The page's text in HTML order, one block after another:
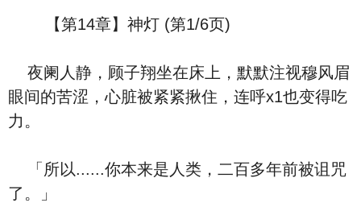
【第14章】神灯 (第1/6页)
夜阑人静，顾子翔坐在床上，默默注视穆风眉
眼间的苦涩，心脏被紧紧揪住，连呼x1也变得吃
力。
「所以......你本来是人类，二百多年前被诅咒
了。」